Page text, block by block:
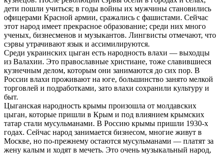
дети пошли учиться; в годы войны их мужчины становились
офицерами Красной армии, сражались с фашистами. Сейчас
этот народ имеет прекрасное образование; среди них много
ученых, бизнесменов и музыкантов. Лингвисты отмечают, что
сэрвы утрачивают язык и ассимилируются.
Среди украинских цыган есть народность влахи — выходцы
из Валахии. Это православные христиане, тоже славившиеся
кузнечным делом, которым они занимаются до сих пор. В
России влахи проживают на юге, большинство занято мелкой
торговлей и подработками, зато влахи сохранили культуру и
быт.
Цыганская народность крымы произошла от молдавских
цыган, которые пришли в Крым и под влиянием крымских
татар стали мусульманами. В Россию крымы пришли 1930-х
годах. Сейчас народ занимается бизнесом, многие живут в
Москве, но по-прежнему остаются мусульманами — платят за
жену калым и ходят в мечеть. Это очень музыкальный народ,